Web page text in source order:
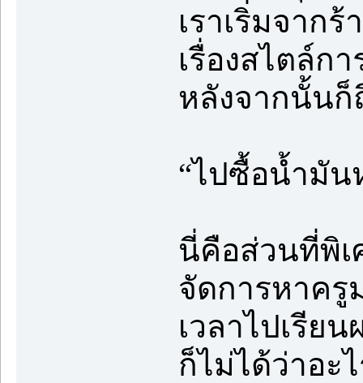
เราเริ่มจาก
เรื่องสไตล์ก
หลังจากนั้นก็
“ไปซื้อน้ำมั
นี่คือส่วนที่พิเ
จัดการหาครู
เวลาไปเรีย
ก็ไม่ได้ว่าอะ